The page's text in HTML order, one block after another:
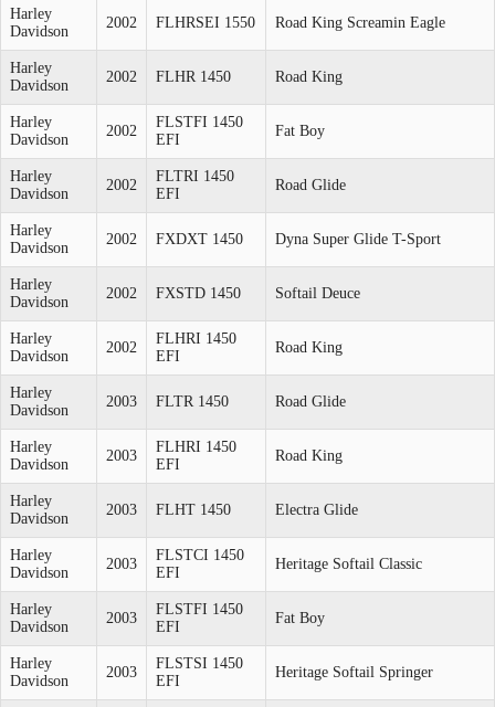
Harley
Davidson
2002 FLHRSEI 1550 Road King Screamin Eagle
Harley
Davidson
2002 FLHR 1450 Road King
Harley
Davidson
2002
FLSTFI 1450
EFI
Fat Boy
Harley
Davidson
2002
FLTRI 1450
EFI
Road Glide
Harley
Davidson
2002 FXDXT 1450 Dyna Super Glide T-Sport
Harley
Davidson
2002 FXSTD 1450 Softail Deuce
Harley
Davidson
2002
FLHRI 1450
EFI
Road King
Harley
Davidson
2003 FLTR 1450 Road Glide
Harley
Davidson
2003
FLHRI 1450
EFI
Road King
Harley
Davidson
2003 FLHT 1450 Electra Glide
Harley
Davidson
2003
FLSTCI 1450
EFI
Heritage Softail Classic
Harley
Davidson
2003
FLSTFI 1450
EFI
Fat Boy
Harley
Davidson
2003
FLSTSI 1450
EFI
Heritage Softail Springer